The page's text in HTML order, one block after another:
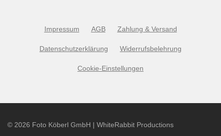
Impressum AGB Zahlung & Versand
Datenschutzerklärung Widerrufsbelehrung
Cookie-Einstellungen
© 2026 Foto Köberl GmbH | WhiteRabbit Productions